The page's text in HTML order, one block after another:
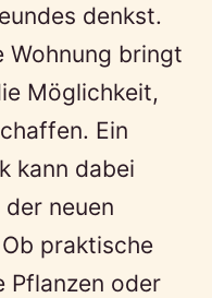
denkst.
Wohnung bringt
Möglichkeit,
Ein
kann dabei
neuen
praktische
Pflanzen oder